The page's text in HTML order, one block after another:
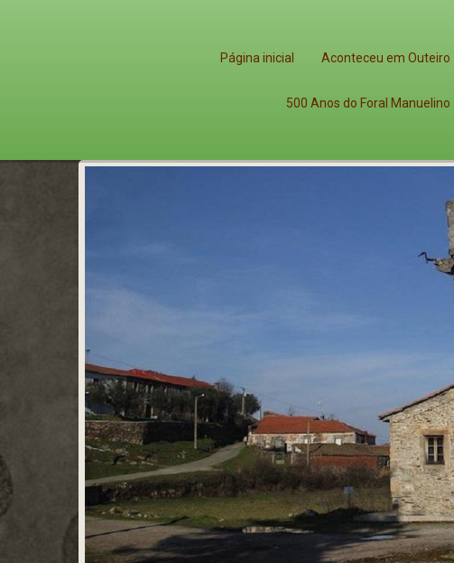
Página inicial Aconteceu em Outeiro
500 Anos do Foral Manuelino